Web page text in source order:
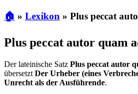
🏠 » Lexikon » Plus peccat
Plus peccat autor quam
Der lateinische Satz Plus peccat autor
übersetzt Der Urheber (eines
Unrecht als der Ausführende.